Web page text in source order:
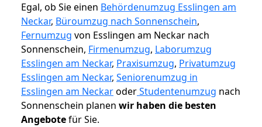
Egal, ob Sie einen Behördenumzug Esslingen am
Neckar, Büroumzug nach Sonnenschein,
Fernumzug von Esslingen am Neckar nach
Sonnenschein, Firmenumzug, Laborumzug
Esslingen am Neckar, Praxisumzug, Privatumzug
Esslingen am Neckar, Seniorenumzug in
Esslingen am NeckaroderStudentenumzug nach
Sonnenschein planen wir haben die besten
Angebotefür Sie.